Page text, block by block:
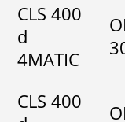
CLS 400
d
4MATIC
CLS 400